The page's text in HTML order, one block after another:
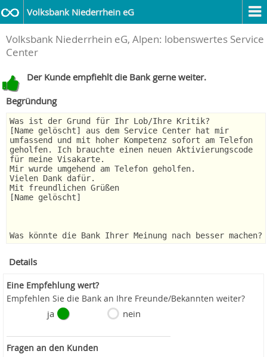
Volksbank Niederrhein eG
Volksbank Niederrhein eG, Alpen: lobenswertes Service
Center
Der Kunde empfiehlt die Bank gerne weiter.
Begründung
Was ist der Grund für Ihr Lob/Ihre Kritik?
[Name gelöscht] aus dem Service Center hat mir
umfassend und mit hoher Kompetenz sofort am Telefon
geholfen. Ich brauchte einen neuen Aktivierungscode
für meine Visakarte.
Mir wurde umgehend am Telefon geholfen.
Vielen Dank dafür.
Mit freundlichen Grüßen
[Name gelöscht]
Was könnte die Bank Ihrer Meinung nach besser machen?
Details
Eine Empfehlung wert?
Empfehlen Sie die Bank an Ihre Freunde/Bekannten weiter?
ja nein
Fragen an den Kunden